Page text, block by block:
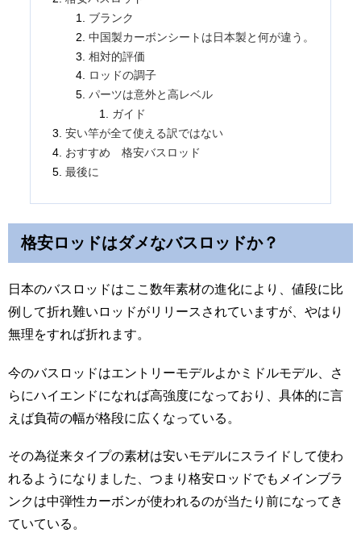
ブランク
中国製カーボンシートは日本製と何が違う。
相対的評価
ロッドの調子
パーツは意外と高レベル
ガイド
安い竿が全て使える訳ではない
おすすめ 格安バスロッド
最後に
格安ロッドはダメなバスロッドか？
日本のバスロッドはここ数年素材の進化により、値段に比
例して折れ難いロッドがリリースされていますが、やはり
無理をすれば折れます。
今のバスロッドはエントリーモデルよかミドルモデル、さ
らにハイエンドになれば高強度になっており、具体的に言
えば負荷の幅が格段に広くなっている。
その為従来タイプの素材は安いモデルにスライドして使わ
れるようになりました、つまり格安ロッドでもメインブラ
ンクは中弾性カーボンが使われるのが当たり前になってき
ていている。